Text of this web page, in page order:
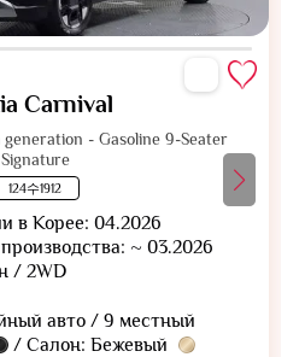
Carnival
- Gasoline 9-Seater
Signature
124수1912
в Корее: 04.2026
~ 03.2026
/ 2WD
авто / 9 местный
/ Салон: Бежевый